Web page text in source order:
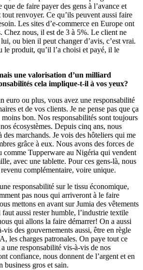
de faire payer des gens à l’avance et
renvoyer. Ce qu’ils peuvent aussi faire
Les sites d’e-commerce en Europe ont
Chez nous, il est de 3 à 5%. Le client ne
ou bien il peut changer d’avis, c’est vrai.
le produit, qu’il l’a choisi et payé, il le
une valorisation d’un milliard
cela implique-t-il à vos yeux?
euro ou plus, vous avez une responsabilité
et de vos clients. Je ne pense pas que ça
bon. Nos responsabilités sont toujours
écosystèmes. Depuis cinq ans, nous
des marchands. Je vois des hôteliers qui me
grâce à eux. Nous avons des forces de
comme Tupperware au Nigéria qui vendent
avec une tablette. Pour ces gens-là, nous
complémentaire, voire unique.
responsabilité sur le tissu économique,
pas nous qui arriveront à le faire
mettons en avant sur Jumia des vêtements
aussi rester humble, l’industrie textile
qui allons la faire démarrer! On a aussi
vis des gouvernements aussi, être en règle
les charges patronales. On paye tout ce
une responsabilité vis-à-vis de nos
confiance, nous donnent de l’argent et en
business gros et sain.